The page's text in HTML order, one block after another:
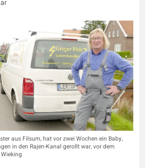
aus Filsum, hat vor zwei Wochen ein Baby,
in den Rajen-Kanal gerollt war, vor dem